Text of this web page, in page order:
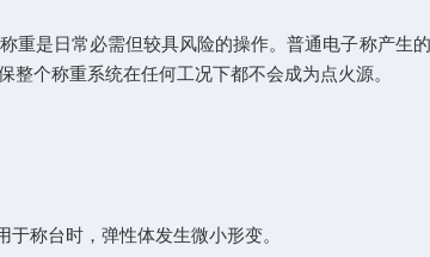
日常必需但较具风险的操作。普通电子称产生的
个称重系统在任何工况下都不会成为点火源。
称台时，弹性体发生微小形变。